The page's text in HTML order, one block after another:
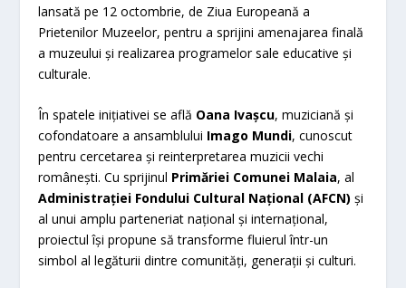
lansată pe 12 octombrie, de Ziua Europeană a
Prietenilor Muzeelor, pentru a sprijini amenajarea finală
a muzeului și realizarea programelor sale educative și
culturale.
În spatele inițiativei se află Oana Ivașcu, muziciană și
cofondatoare a ansamblului Imago Mundi, cunoscut
pentru cercetarea și reinterpretarea muzicii vechi
românești. Cu sprijinul Primăriei Comunei Malaia, al
Administrației Fondului Cultural Național (AFCN) și
al unui amplu parteneriat național și internațional,
proiectul își propune să transforme fluierul într-un
simbol al legăturii dintre comunități, generații și culturi.